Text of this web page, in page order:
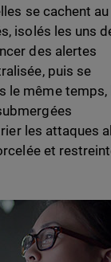
se cachent au
isolés les uns
des alertes
puis se
le même temps,
les attaques
et